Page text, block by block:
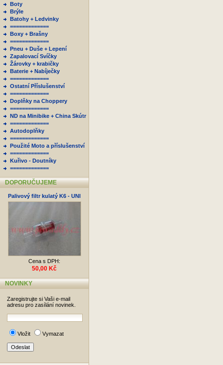
Boty
Brýle
Batohy + Ledvinky
=============
Boxy + Brašny
=============
Pneu + Duše + Lepení
Zapalovací Svíčky
Žárovky + krabičky
Baterie + Nabíječky
=============
Ostatní Příslušenství
=============
Doplňky na Choppery
=============
ND na Minibike + China Skútr
=============
Autodoplňky
=============
Použité Moto a příslušenství
=============
Kuřivo - Doutníky
=============
DOPORUČUJEME
Palivový filtr kulatý K6 - UNI
Cena s DPH:
50,00 Kč
NOVINKY
Zaregistrujte si Vaši e-mail
adresu pro zasílání novinek.
Vložit Vymazat